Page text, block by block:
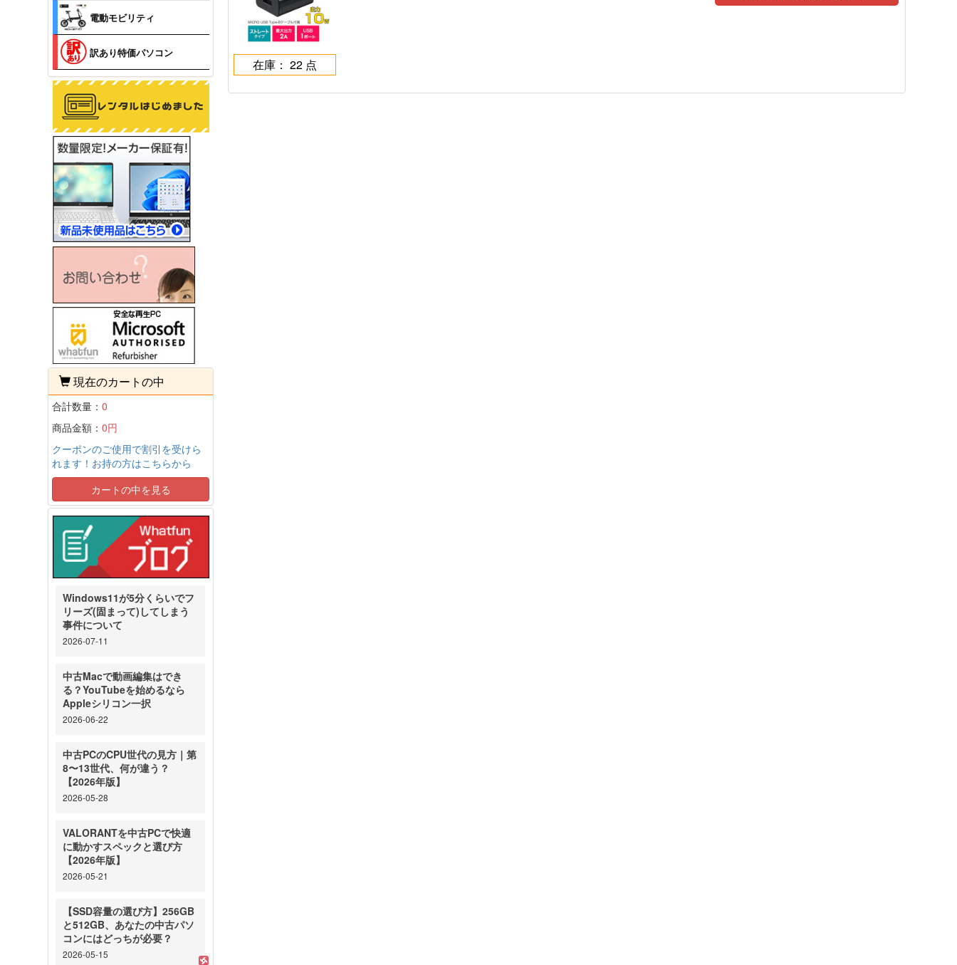
在庫： 22 点
電動モビリティ
訳あり特価パソコン
現在のカートの中
合計数量： 0
商品金額： 0円
クーポンのご使用で割引を受けら
れます！お持の方はこちらから
カートの中を見る
Windows11が5分くらいでフ
リーズ(固まって)してしまう
事件について
2026-07-11
中古Macで動画編集はでき
る？YouTubeを始めるなら
Appleシリコン一択
2026-06-22
中古PCのCPU世代の見方｜第
8〜13世代、何が違う？
【2026年版】
2026-05-28
VALORANTを中古PCで快適
に動かすスペックと選び方
【2026年版】
2026-05-21
【SSD容量の選び方】256GB
と512GB、あなたの中古パソ
コンにはどっちが必要？
2026-05-15